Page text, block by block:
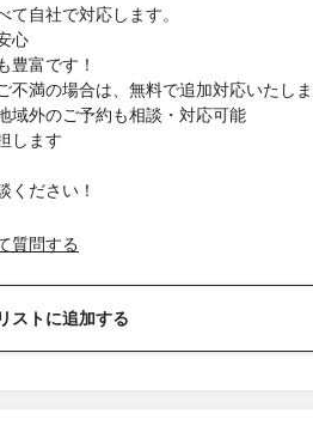
自社で対応します。
心
富です！
満の場合は、無料で追加対応いたし
外のご予約も相談・対応可能
します
ください！
質問する
ストに追加する